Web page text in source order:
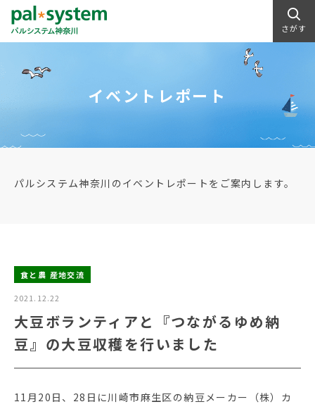
さがす
イベントレポート
パルシステム神奈川のイベントレポートをご案内します。
食と農 産地交流
2021.12.22
大豆ボランティアと『つながるゆめ納
豆』の大豆収穫を行いました
11月20日、28日に川崎市麻生区の納豆メーカー（株）カ